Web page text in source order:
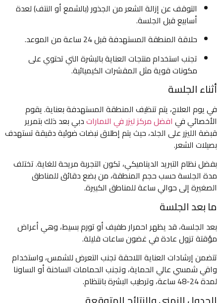
التوقف عن إزالة الشعر من الجذور (بالشمع أو النتف) لعدة
أسابيع قبل الجلسة.
حلاقة المنطقة المستهدفة قبل 24 ساعة من الموعد.
تجنب استخدام منتجات العناية بالبشرة التي تحتوي على
مكونات قوية مثل المقشرات الكيميائية.
أثناء الجلسة
في يوم العلاج، يتم تنظيف المنطقة المستهدفة بعناية. يقوم
الأخصائي في افضل مركز ليزر في الاماراتدبي بعد ذلك بتمرير
قبضة الليزر على الجلد، حيث يتم إطلاق نبضات ضوئية دقيقة تستهدف
بصيلات الشعر.
بفضل نظام التبريد الديناميكي، تكون التجربة مريحة للغاية. تختلف
مدة الجلسة حسب حجم المنطقة، من بضع دقائق للمناطق
الصغيرة إلى حوالي ساعة للمناطق الكبيرة.
ما بعد الجلسة
بعد الجلسة، قد يظهر احمرار طفيف أو تورم بسيط، وهي أعراض
مؤقتة تزول عادة في غضون ساعات قليلة.
تتضمن إرشادات العناية اللاحقة تجنب التعرض للشمس، واستخدام
واقي شمسي عالي الحماية، وتجنب الحمامات الساخنة أو الساونا
لمدة 24-48 ساعة، وترطيب البشرة بانتظام.